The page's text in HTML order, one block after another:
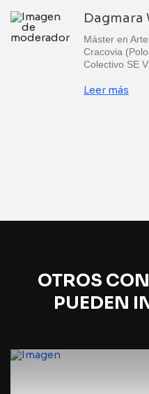
Dagmara
Máster en
Cracovia
Colectivo SE
Leer más
OTROS
PUEDEN